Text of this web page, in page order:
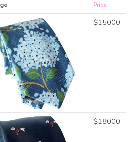
Price
$15000
$18000